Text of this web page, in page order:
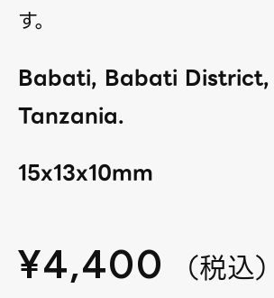
す。
Babati, Babati
Tanzania.
15x13x10mm
¥4,400 （税込）